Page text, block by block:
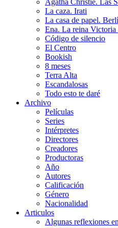
Agatha Christie. Las
La caza. Irati
La casa de papel.
Ena. La reina Victoria
Código de silencio
El Centro
Bookish
8 meses
Terra Alta
Escandalosas
Todo esto te daré
Archivo
Películas
Series
Intérpretes
Directores
Creadores
Productoras
Año
Autores
Calificación
Género
Nacionalidad
Articulos
Algunas reflexiones